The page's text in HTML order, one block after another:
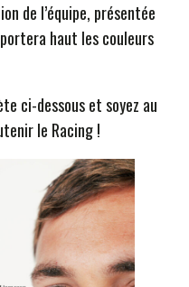
de l’équipe, présentée
haut les couleurs
ci-dessous et soyez au
le Racing !